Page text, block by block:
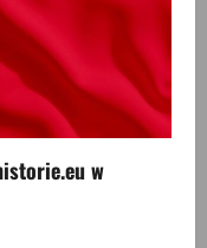
w